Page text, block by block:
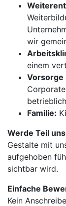
wir
einem
Vorsorge
Familie:
Werde Teil
Gestalte mit
aufgehoben
sichtbar wird.
Einfache
Kein